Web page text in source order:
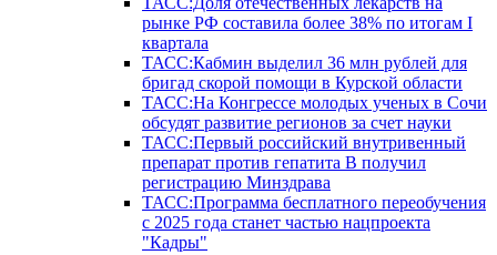
рынке РФ составила более 38% по итогам I
квартала
ТАСС:Кабмин выделил 36 млн рублей для
бригад скорой помощи в Курской области
ТАСС:На Конгрессе молодых ученых в Сочи
обсудят развитие регионов за счет науки
ТАСС:Первый российский внутривенный
препарат против гепатита В получил
регистрацию Минздрава
ТАСС:Программа бесплатного переобучения
с 2025 года станет частью нацпроекта
"Кадры"